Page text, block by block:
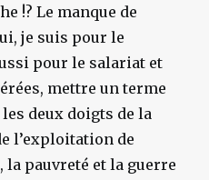
!? Le manque de
je suis pour le
pour le salariat et
mettre un terme
deux doigts de la
l’exploitation de
la pauvreté et la guerre